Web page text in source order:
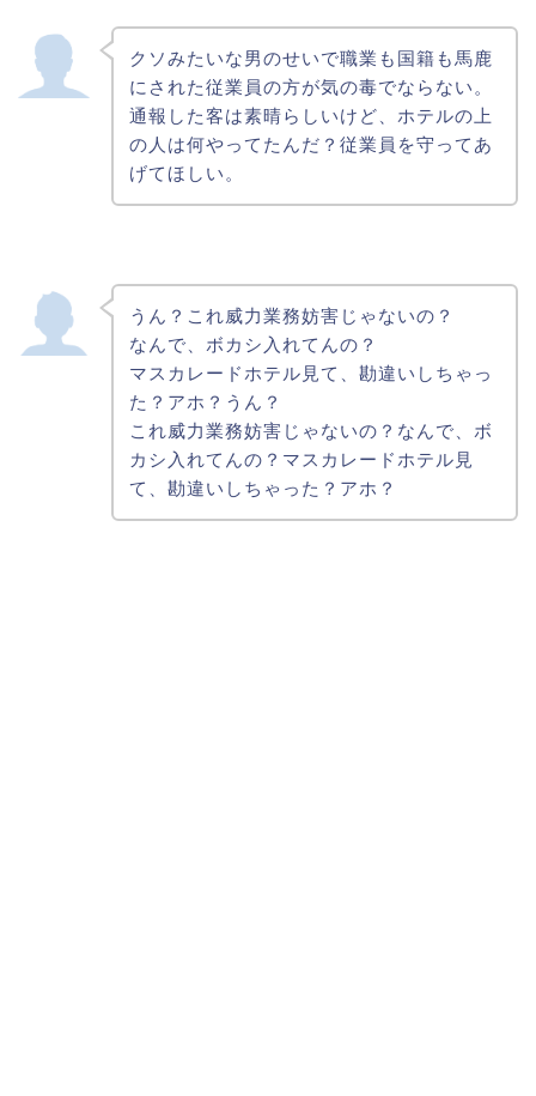
クソみたいな男のせいで職業も国籍も馬鹿
にされた従業員の方が気の毒でならない。
通報した客は素晴らしいけど、 ホテルの上
の人は何やってたんだ？従業員を守ってあ
げてほしい。
うん？これ威力業務妨害じゃないの？
なんで、ボカシ入れてんの？
マスカレードホテル見て、勘違いしちゃっ
た？アホ？うん？
これ威力業務妨害じゃないの？なんで、ボ
カシ入れてんの？マスカレードホテル見
て、勘違いしちゃった？アホ？